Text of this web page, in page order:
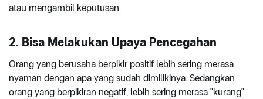
atau mengambil keputusan.
2. Bisa Melakukan Upaya Pencegahan
Orang yang berusaha berpikir positif lebih sering merasa
nyaman dengan apa yang sudah dimilikinya. Sedangkan
orang yang berpikiran negatif, lebih sering merasa "kurang"